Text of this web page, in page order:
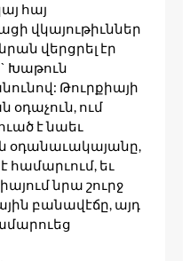
հայ
վկայութիւններ
վերցրել էր
Խաթուն
Թուրքիայի
ում
է նաեւ
օդանաւակայանը,
համարւում, եւ
նրա շուրջ
բանավէճը, այդ